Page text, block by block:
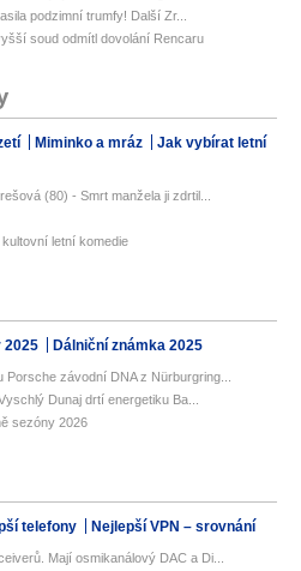
podzimní trumfy! Další Zr...
soud odmítl dovolání Rencaru
Miminko a mráz
Jak vybírat letní
(80) - Smrt manžela ji zdrtil...
letní komedie
2025 Dálniční známka 2025
závodní DNA z Nürburgring...
Dunaj drtí energetiku Ba...
sezóny 2026
telefony Nejlepší VPN – srovnání
Mají osmikanálový DAC a Di...